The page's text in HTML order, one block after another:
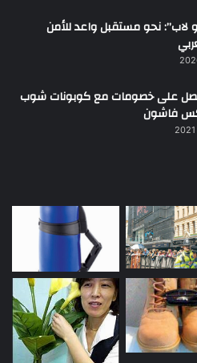
لاب”: نحو مستقبل واعد للأمن
على خصومات مع كوبونات شوب
فاشون